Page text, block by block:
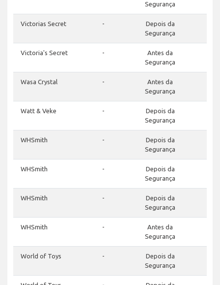
Segurança
Victorias Secret -
Depois da
Segurança
Victoria's Secret -
Antes da
Segurança
Wasa Crystal -
Antes da
Segurança
Watt & Veke -
Depois da
Segurança
WHSmith -
Depois da
Segurança
WHSmith -
Depois da
Segurança
WHSmith -
Depois da
Segurança
WHSmith -
Antes da
Segurança
World of Toys -
Depois da
Segurança